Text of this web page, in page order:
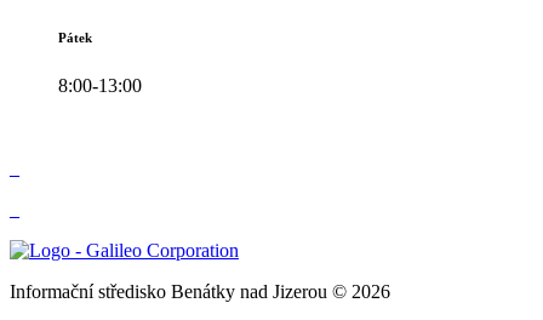
Pátek
8:00-13:00
Informační středisko Benátky nad Jizerou © 2026